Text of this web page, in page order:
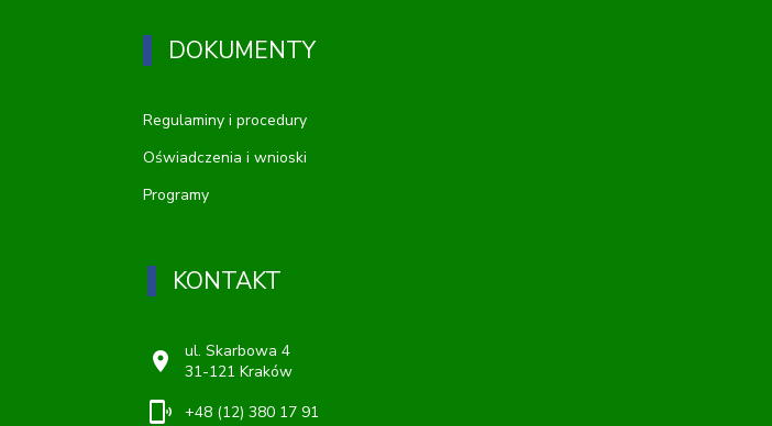
DOKUMENTY
Regulaminy i procedury
Oświadczenia i wnioski
Programy
KONTAKT
location_on
ul. Skarbowa 4
31-121 Kraków
phonelink_ring +48 (12) 380 17 91